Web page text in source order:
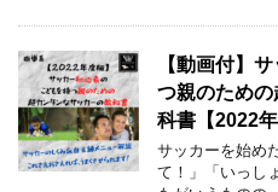
【動画付】
つ親のため
科書【2022年
サッカーを始め
て！」「いっし